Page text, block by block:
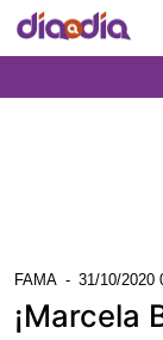
FAMA - 31/10/2020
¡Marcela